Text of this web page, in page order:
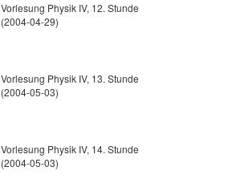
Vorlesung Physik IV, 12. Stunde
(2004-04-29)
Vorlesung Physik IV, 13. Stunde
(2004-05-03)
Vorlesung Physik IV, 14. Stunde
(2004-05-03)